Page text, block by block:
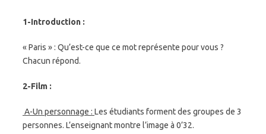
1-Introduction :
« Paris » : Qu’est-ce que ce mot représente pour vous ?
Chacun répond.
2-Film :
A-Un personnage : Les étudiants forment des groupes de 3
personnes. L’enseignant montre l’image à 0’32.